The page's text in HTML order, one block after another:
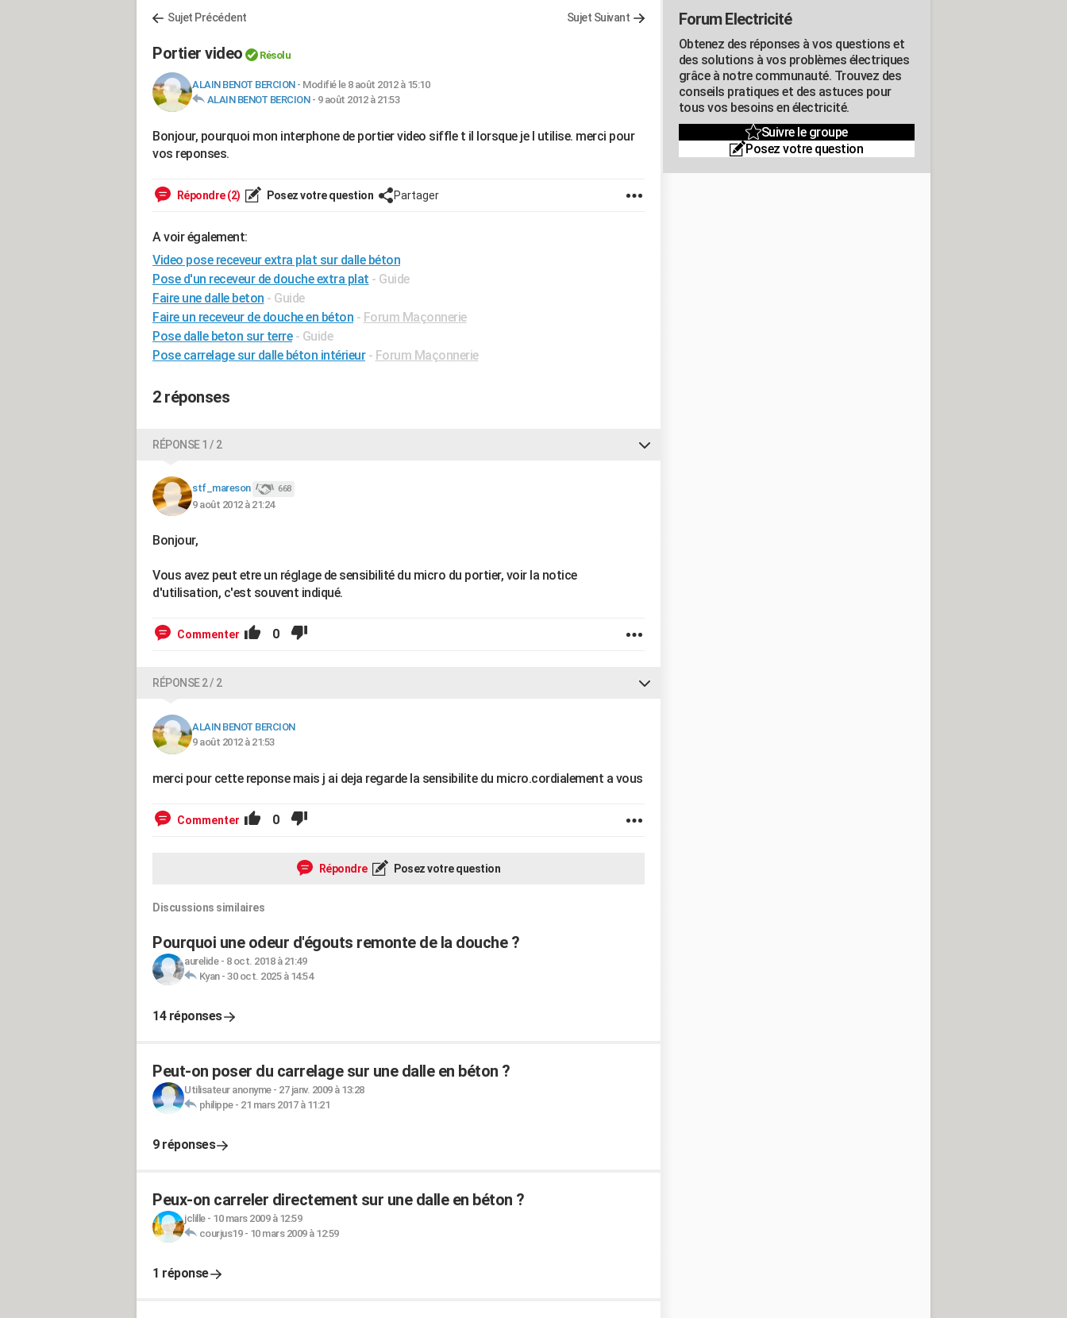
Sujet Précédent Sujet Suivant
Portier video Résolu
ALAIN BENOT BERCION- Modifié le 8 août 2012 à 15:10
ALAIN BENOT BERCION- 9 août 2012 à 21:53
Bonjour, pourquoi mon interphone de portier video siffle t il lorsque je l utilise. merci pour
vos reponses.
Répondre (2) Posez votre question Partager
A voir également:
Video pose receveur extra plat sur dalle béton
Pose d'un receveur de douche extra plat - Guide
Faire une dalle beton - Guide
Faire un receveur de douche en béton - Forum Maçonnerie
Pose dalle beton sur terre - Guide
Pose carrelage sur dalle béton intérieur - Forum Maçonnerie
2 réponses
RÉPONSE 1 / 2
stf_mareson 668
9 août 2012 à 21:24
Bonjour,
Vous avez peut etre un réglage de sensibilité du micro du portier, voir la notice
d'utilisation, c'est souvent indiqué.
Commenter 0
RÉPONSE 2 / 2
ALAIN BENOT BERCION
9 août 2012 à 21:53
merci pour cette reponse mais j ai deja regarde la sensibilite du micro.cordialement a vous
Commenter 0
Répondre Posez votre question
Discussions similaires
Pourquoi une odeur d'égouts remonte de la douche ?
aurelide- 8 oct. 2018 à 21:49
Kyan- 30 oct. 2025 à 14:54
14 réponses
Peut-on poser du carrelage sur une dalle en béton ?
Utilisateur anonyme- 27 janv. 2009 à 13:28
philippe- 21 mars 2017 à 11:21
9 réponses
Peux-on carreler directement sur une dalle en béton ?
jclille- 10 mars 2009 à 12:59
courjus19- 10 mars 2009 à 12:59
1 réponse
Forum Electricité
Obtenez des réponses à vos questions et
des solutions à vos problèmes électriques
grâce à notre communauté. Trouvez des
conseils pratiques et des astuces pour
tous vos besoins en électricité.
Suivre le groupe
Posez votre question